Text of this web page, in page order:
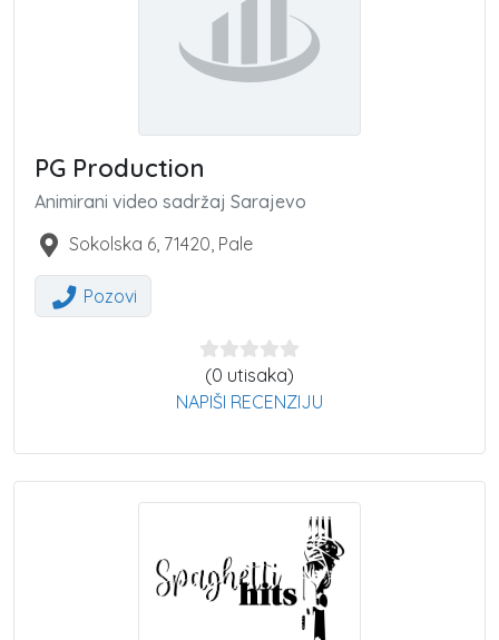
PG Production
Animirani video sadržaj Sarajevo
Sokolska 6, 71420, Pale
Pozovi
(0 utisaka)
NAPIŠI RECENZIJU